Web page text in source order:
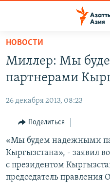
Вернуться
основному
содержанию
Вернутся
навигации
Вернутся
поиску
КАЗАХСТАН
УЗБЕКИСТАН
ТАДЖИКИСТАН
НОВОСТИ
ВОЙНА В УКРАИНЕ
НА ДРУГИХ ЯЗЫКАХ
ҚАЗАҚША
КЫРГЫЗЧА
ЎЗБЕКЧА
ТОҶИКӢ
Все сайты РСЕ/РС
НОВОСТИ
Миллер: Мы
партнерами
26 декабря 2013, 08:23
Поделиться
«Мы будем надежными
Кыргызстана», - заявил
с президентом
председатель правления